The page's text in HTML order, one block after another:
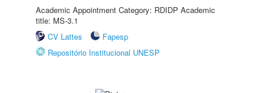
Academic Appointment Category: RDIDP Academic
title: MS-3.1
CV Lattes
Fapesp
Repositório Institucional UNESP